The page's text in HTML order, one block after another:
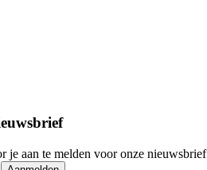
je aan te melden voor onze nieuwsbrief